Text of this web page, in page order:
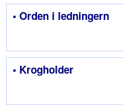
• Orden i ledningern
• Krogholder